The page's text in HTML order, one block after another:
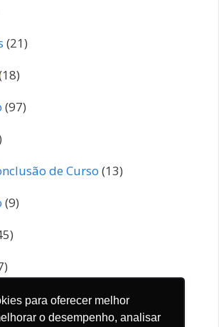
para oferecer melhor
o desempenho, analisar
(21)
(97)
de Curso (13)
(9)
(4)